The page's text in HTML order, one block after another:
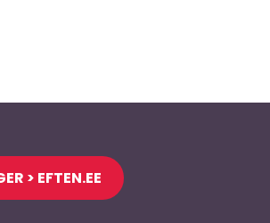
> EFTEN.EE